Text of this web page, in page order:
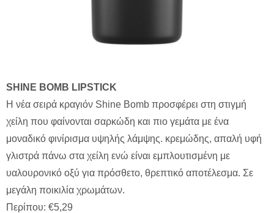
SHINE BOMB LIPSTICK
Η νέα σειρά κραγιόν Shine Bomb προσφέρει στη στιγμή
χείλη που φαίνονται σαρκώδη και πιο γεμάτα με ένα
μοναδικό φινίρισμα υψηλής λάμψης. κρεμώδης, απαλή υφή
γλιστρά πάνω στα χείλη ενώ είναι εμπλουτισμένη με
υαλουρονικό οξύ για πρόσθετο, θρεπτικό αποτέλεσμα. Σε
μεγάλη ποικιλία χρωμάτων.
Περίπου: €5,29